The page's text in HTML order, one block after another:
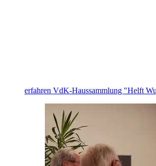
erfahren VdK-Haussammlung "Helft